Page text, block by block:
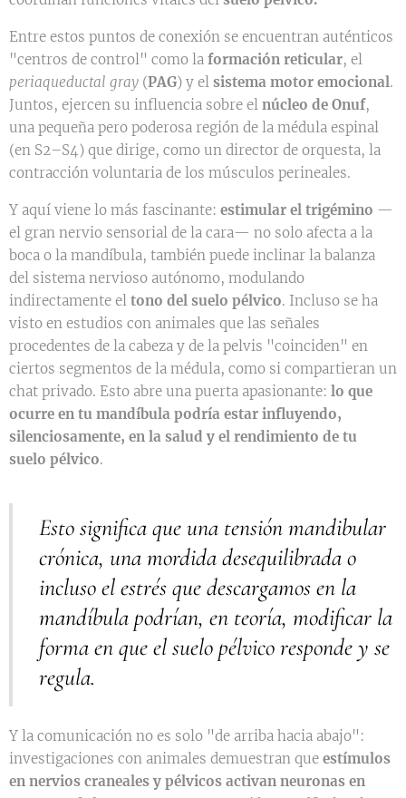
Entre estos puntos de conexión se encuentran auténticos
"centros de control" como la formación reticular, el
periaqueductal gray (PAG) y el sistema motor emocional .
Juntos, ejercen su influencia sobre el núcleo de Onuf,
una pequeña pero poderosa región de la médula espinal
(en S2–S4) que dirige, como un director de orquesta, la
contracción voluntaria de los músculos perineales.
Y aquí viene lo más fascinante: estimular el trigémino —
el gran nervio sensorial de la cara— no solo afecta a la
boca o la mandíbula, también puede inclinar la balanza
del sistema nervioso autónomo, modulando
indirectamente el tono del suelo pélvico. Incluso se ha
visto en estudios con animales que las señales
procedentes de la cabeza y de la pelvis "coinciden" en
ciertos segmentos de la médula, como si compartieran un
chat privado. Esto abre una puerta apasionante: lo que
ocurre en tu mandíbula podría estar influyendo,
silenciosamente, en la salud y el rendimiento de tu
suelo pélvico.
Esto significa que una tensión mandibular
crónica, una mordida desequilibrada o
incluso el estrés que descargamos en la
mandíbula podrían, en teoría, modificar la
forma en que el suelo pélvico responde y se
regula.
Y la comunicación no es solo "de arriba hacia abajo":
investigaciones con animales demuestran que estímulos
en nervios craneales y pélvicos activan neuronas en